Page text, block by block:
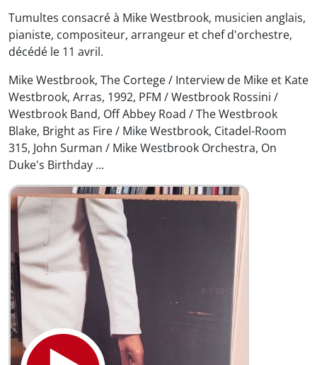
Tumultes consacré à Mike Westbrook, musicien anglais,
pianiste, compositeur, arrangeur et chef d'orchestre,
décédé le 11 avril.
Mike Westbrook, The Cortege / Interview de Mike et Kate
Westbrook, Arras, 1992, PFM / Westbrook Rossini /
Westbrook Band, Off Abbey Road / The Westbrook
Blake, Bright as Fire / Mike Westbrook, Citadel-Room
315, John Surman / Mike Westbrook Orchestra, On
Duke's Birthday ...